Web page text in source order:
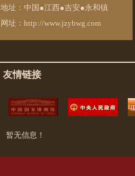
地址：中国●江西●吉安●永和镇
网址：http://www.jzybwg.com
友情链接
暂无信息！